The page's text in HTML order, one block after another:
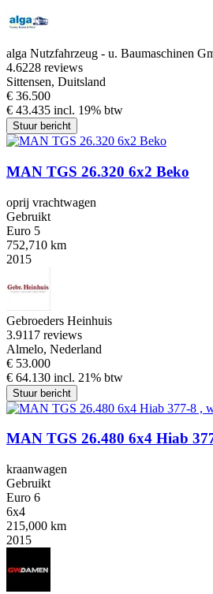
alga Nutzfahrzeug - u. Baumaschinen
4.6228 reviews
Sittensen, Duitsland
€ 36.500
€ 43.435 incl. 19% btw
Stuur bericht
MAN TGS 26.320 6x2 Beko
oprij vrachtwagen
Gebruikt
Euro 5
752,710 km
2015
Gebroeders Heinhuis
3.9117 reviews
Almelo, Nederland
€ 53.000
€ 64.130 incl. 21% btw
Stuur bericht
MAN TGS 26.480 6x4 Hiab
kraanwagen
Gebruikt
Euro 6
6x4
215,000 km
2015